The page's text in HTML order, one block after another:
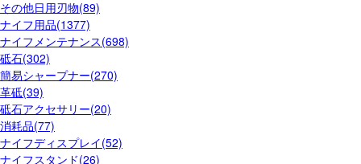
その他日用刃物(89)
ナイフ用品(1377)
ナイフメンテナンス(698)
砥石(302)
簡易シャープナー(270)
革砥(39)
砥石アクセサリー(20)
消耗品(77)
ナイフディスプレイ(52)
ナイフスタンド(26)